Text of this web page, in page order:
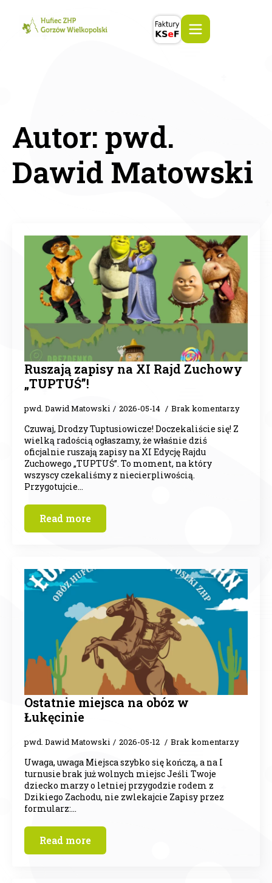
Autor: pwd.
Dawid Matowski
Ruszają zapisy na XI Rajd Zuchowy
„TUPTUŚ”!
pwd. Dawid Matowski 2026-05-14 Brak komentarzy
Czuwaj, Drodzy Tuptusiowicze! Doczekaliście się! Z
wielką radością ogłaszamy, że właśnie dziś
oficjalnie ruszają zapisy na XI Edycję Rajdu
Zuchowego „TUPTUŚ”. To moment, na który
wszyscy czekaliśmy z niecierpliwością.
Przygotujcie…
Read more
Ostatnie miejsca na obóz w
Łukęcinie
pwd. Dawid Matowski 2026-05-12 Brak komentarzy
Uwaga, uwaga Miejsca szybko się kończą, a na I
turnusie brak już wolnych miejsc Jeśli Twoje
dziecko marzy o letniej przygodzie rodem z
Dzikiego Zachodu, nie zwlekajcie Zapisy przez
formularz:…
Read more